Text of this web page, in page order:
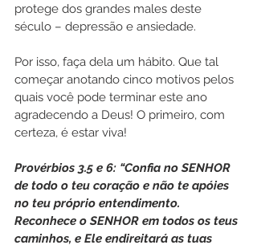
protege dos grandes males deste
século – depressão e ansiedade.
Por isso, faça dela um hábito. Que tal
começar anotando cinco motivos pelos
quais você pode terminar este ano
agradecendo a Deus! O primeiro, com
certeza, é estar viva!
Provérbios 3.5 e 6: “Confia no SENHOR
de todo o teu coração e não te apóies
no teu próprio entendimento.
Reconhece o SENHOR em todos os teus
caminhos, e Ele endireitará as tuas